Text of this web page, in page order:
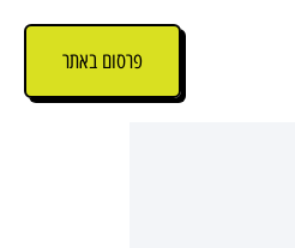
פרסום באתר